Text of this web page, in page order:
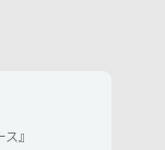
』